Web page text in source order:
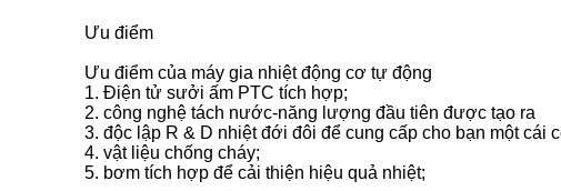
Ưu điểm
Ưu điểm của máy gia nhiệt động cơ tự động
1. Điện tử sưởi ấm PTC tích hợp;
2. công nghệ tách nước-năng lượng đầu tiên được tạo ra
3. độc lập R & D nhiệt đới đôi để cung cấp cho bạn một cái
4. vật liệu chống cháy;
5. bơm tích hợp để cải thiện hiệu quả nhiệt;